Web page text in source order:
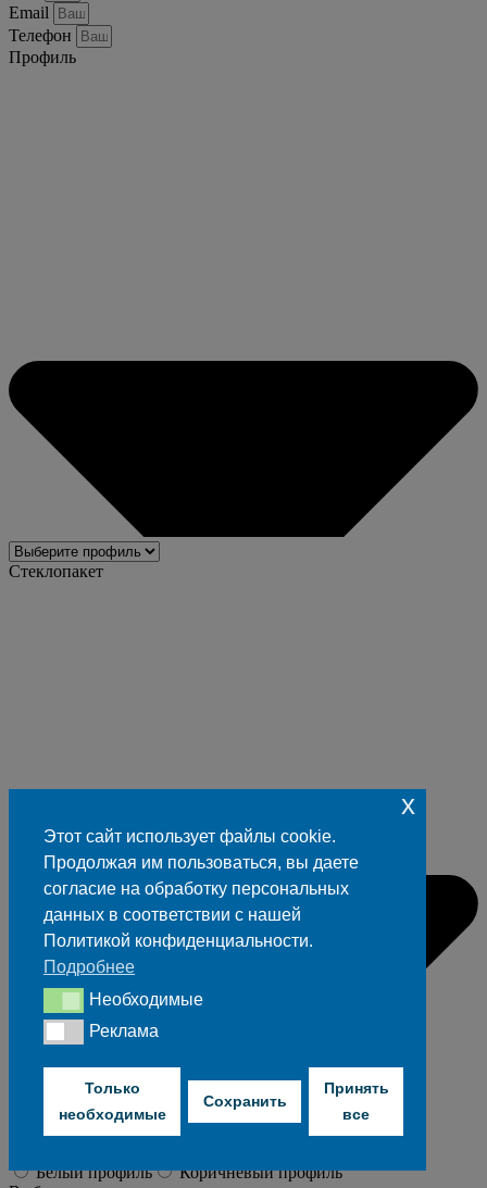
Email
Телефон
Профиль
Стеклопакет
Высота в мм
Ширина в мм
Белый профиль
Коричневый профиль
Этот сайт использует файлы cookie.
Продолжая им пользоваться, вы даете
согласие на обработку персональных
данных в соответствии с нашей
Политикой конфиденциальности.
Подробнее
Необходимые
Необходимые
РекламаРеклама
Только
необходимые
Сохранить
Принять
все
x